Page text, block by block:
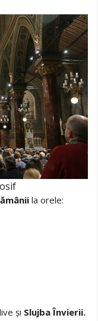
la orele:
și Slujba Învierii.